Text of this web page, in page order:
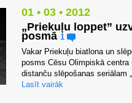
01 • 03 • 2012
„Priekuļu loppet”
posmā 1
Vakar Priekuļu biatlona un
posms Cēsu Olimpiskā centra
distanču slēpošanas seriālam
Lasīt vairāk